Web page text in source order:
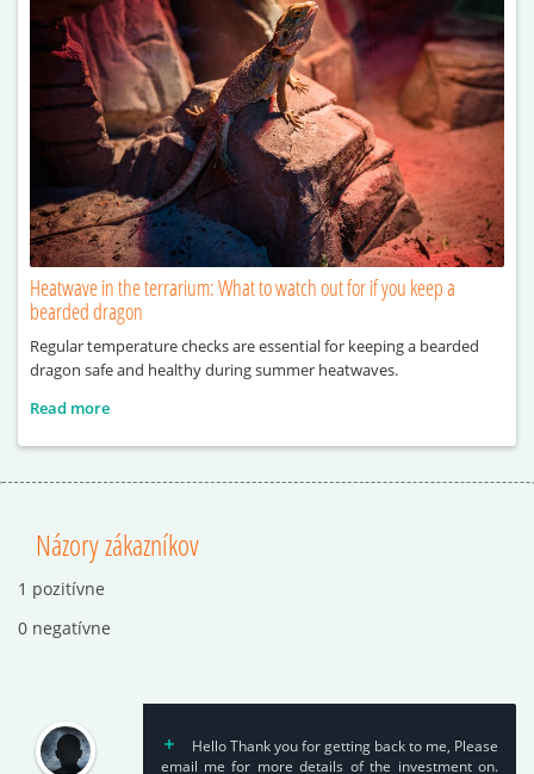
Heatwave in the terrarium: What to watch out for if you keep a
bearded dragon
Regular temperature checks are essential for keeping a bearded
dragon safe and healthy during summer heatwaves.
Read more
Názory zákazníkov
1 pozitívne
0 negatívne
Hello Thank you for getting back to me, Please
email me for more details of the investment on.